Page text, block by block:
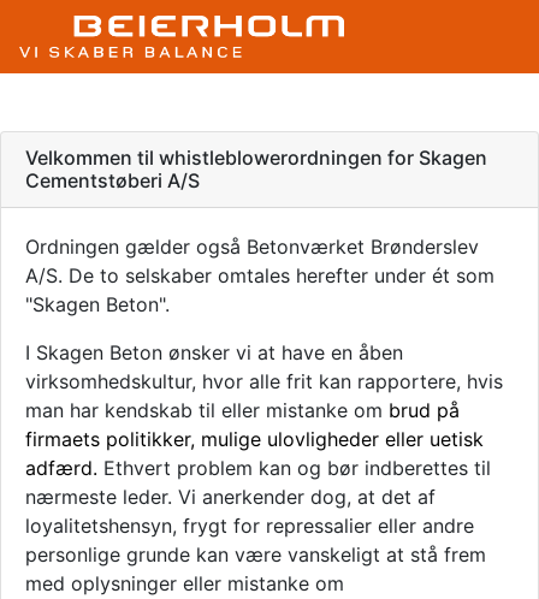
Velkommen til whistleblowerordningen for Skagen
Cementstøberi A/S
Ordningen gælder også Betonværket Brønderslev
A/S. De to selskaber omtales herefter under ét som
"Skagen Beton".
I Skagen Beton ønsker vi at have en åben
virksomhedskultur, hvor alle frit kan rapportere, hvis
man har kendskab til eller mistanke om brud på
firmaets politikker, mulige ulovligheder eller uetisk
adfærd. Ethvert problem kan og bør indberettes til
nærmeste leder. Vi anerkender dog, at det af
loyalitetshensyn, frygt for repressalier eller andre
personlige grunde kan være vanskeligt at stå frem
med oplysninger eller mistanke om